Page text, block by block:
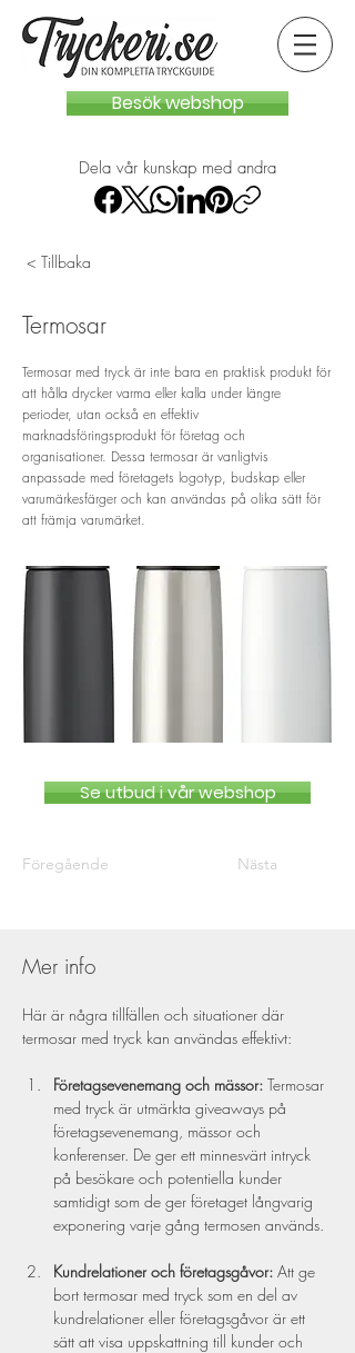
Besök webshop
Dela vår kunskap med andra
< Tillbaka
Termosar
Termosar med tryck är inte bara en praktisk produkt för
att hålla drycker varma eller kalla under längre
perioder, utan också en effektiv
marknadsföringsprodukt för företag och
organisationer. Dessa termosar är vanligtvis
anpassade med företagets logotyp, budskap eller
varumärkesfärger och kan användas på olika sätt för
att främja varumärket.
Se utbud i vår webshop
Föregående Nästa
Mer info
Här är några tillfällen och situationer där
termosar med tryck kan användas effektivt:
Företagsevenemang och mässor: Termosar
med tryck är utmärkta giveaways på
företagsevenemang, mässor och
konferenser. De ger ett minnesvärt intryck
på besökare och potentiella kunder
samtidigt som de ger företaget långvarig
exponering varje gång termosen används.
Kundrelationer och företagsgåvor: Att ge
bort termosar med tryck som en del av
kundrelationer eller företagsgåvor är ett
sätt att visa uppskattning till kunder och